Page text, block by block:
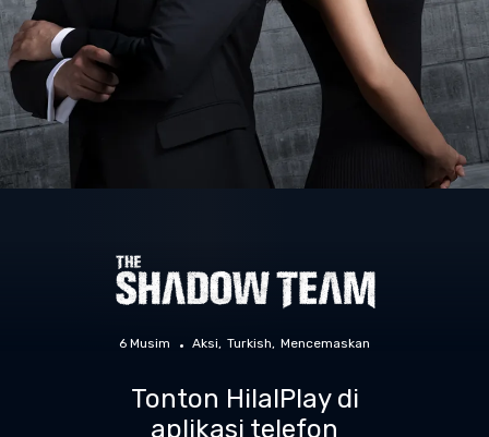
6 Musim Aksi Turkish Mencemaskan
Tonton HilalPlay di
aplikasi telefon